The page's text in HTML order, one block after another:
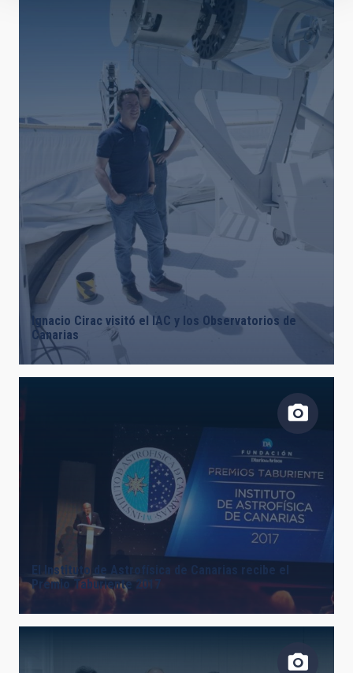
Ignacio Cirac visitó el IAC y los Observatorios de
Canarias
El Instituto de Astrofísica de Canarias recibe el
Premio Taburiente 2017